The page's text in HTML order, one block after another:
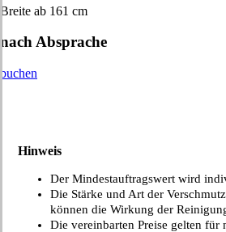
Breite ab 161 cm
nach Absprache
buchen
Hinweis
Der Mindestauftragswert wird
Die Stärke und Art der
können die Wirkung der
Die vereinbarten Preise gelten für